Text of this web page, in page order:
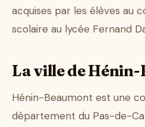
acquises par les élèves au
scolaire au lycée Fernand
La ville de
Hénin-Beaumont est une
département du Pas-de-